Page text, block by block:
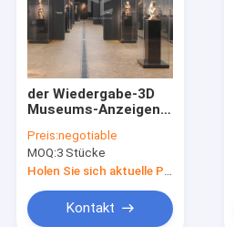
der Wiedergabe-3D
Museums-Anzeigen-
Museums-Anzeigen-
des Schaukasten-T4
LED
Preis:negotiable
MOQ:3 Stücke
Kontakt